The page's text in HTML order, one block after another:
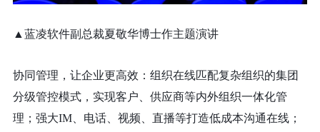
▲蓝凌软件副总裁夏敬华博士作主题演讲
协同管理，让企业更高效：组织在线匹配复杂组织的集团
分级管控模式，实现客户、供应商等内外组织一体化管
理；强大IM、电话、视频、直播等打造低成本沟通在线；